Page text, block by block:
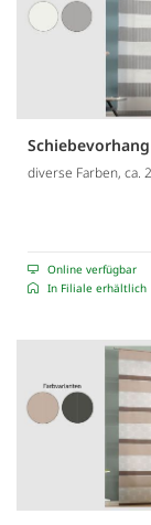
diverse Farben, ca.
Online verfügbar
In Filiale erhältlich